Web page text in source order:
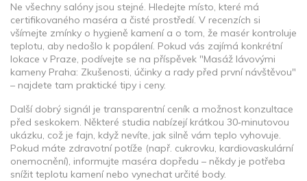
Ne všechny salóny jsou stejné. Hledejte místo, které má
certifikovaného maséra a čisté prostředí. V recenzích si
všímejte zmínky o hygieně kamení a o tom, že masér kontroluje
teplotu, aby nedošlo k popálení. Pokud vás zajímá konkrétní
lokace v Praze, podívejte se na příspěvek "Masáž lávovými
kameny Praha: Zkušenosti, účinky a rady před první návštěvou"
– najdete tam praktické tipy i ceny.
Další dobrý signál je transparentní ceník a možnost konzultace
před seskokem. Některé studia nabízejí krátkou 30‑minutovou
ukázku, což je fajn, když nevíte, jak silně vám teplo vyhovuje.
Pokud máte zdravotní potíže (např. cukrovku, kardiovaskulární
onemocnění), informujte maséra dopředu – někdy je potřeba
snížit teplotu kamení nebo vynechat určité body.